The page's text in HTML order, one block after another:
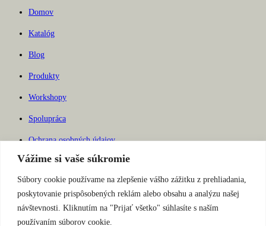
Vážime si vaše súkromie
Súbory cookie používame na zlepšenie vášho zážitku z prehliadania,
poskytovanie prispôsobených reklám alebo obsahu a analýzu našej
návštevnosti. Kliknutím na "Prijať všetko" súhlasíte s naším
používaním súborov cookie.
Domov
Katalóg
Blog
Produkty
Workshopy
Spolupráca
Ochrana osobných údajov
Súbory Cookies
Copyright © 2026. Všetky práva vyhradené
Ochrana osobných údajov